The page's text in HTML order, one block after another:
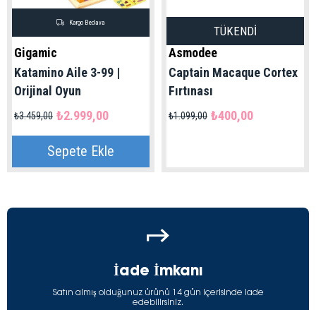
Gigamic
Katamino Aile 3-99 |
Orijinal Oyun
₺2.999,00
₺3.459,00
Sepete Ekle
Kargo Bedava
TÜKENDI
Asmodee
Captain Macaque Cortex
Fırtınası
₺400,00
₺1.099,00
İade İmkanı
Satın almış olduğunuz ürünü 14 gün içerisinde iade
edebilirsiniz.